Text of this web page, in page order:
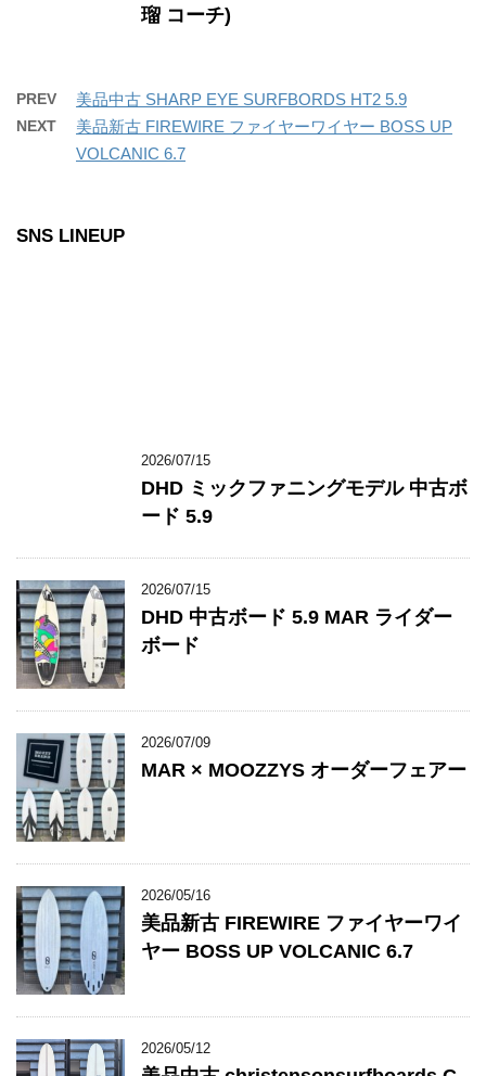
瑠 コーチ)
PREV 美品中古 SHARP EYE SURFBORDS HT2 5.9
NEXT
美品新古 FIREWIRE ファイヤーワイヤー BOSS UP
VOLCANIC 6.7
SNS LINEUP
2026/07/15
DHD ミックファニングモデル 中古ボ
ード 5.9
2026/07/15
DHD 中古ボード 5.9 MAR ライダー
ボード
2026/07/09
MAR × MOOZZYS オーダーフェアー
2026/05/16
美品新古 FIREWIRE ファイヤーワイ
ヤー BOSS UP VOLCANIC 6.7
2026/05/12